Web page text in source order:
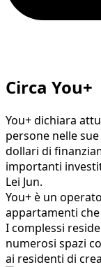
Circa You+
You+ dichiara
persone nelle
dollari di
importanti
Lei Jun.
You+ è un
appartamenti
I complessi
numerosi spazi
ai residenti di